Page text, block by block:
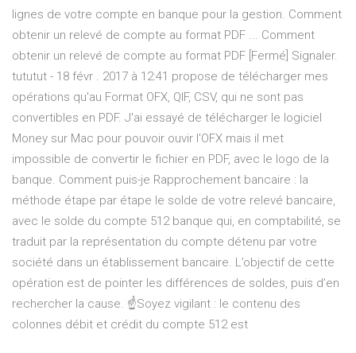
lignes de votre compte en banque pour la gestion. Comment
obtenir un relevé de compte au format PDF ... Comment
obtenir un relevé de compte au format PDF [Fermé] Signaler.
tututut - 18 févr . 2017 à 12:41 propose de télécharger mes
opérations qu'au Format OFX, QIF, CSV, qui ne sont pas
convertibles en PDF. J'ai essayé de télécharger le logiciel
Money sur Mac pour pouvoir ouvir l'OFX mais il met
impossible de convertir le fichier en PDF, avec le logo de la
banque. Comment puis-je Rapprochement bancaire : la
méthode étape par étape le solde de votre relevé bancaire,
avec le solde du compte 512 banque qui, en comptabilité, se
traduit par la représentation du compte détenu par votre
société dans un établissement bancaire. L’objectif de cette
opération est de pointer les différences de soldes, puis d’en
rechercher la cause. ☝️Soyez vigilant : le contenu des
colonnes débit et crédit du compte 512 est